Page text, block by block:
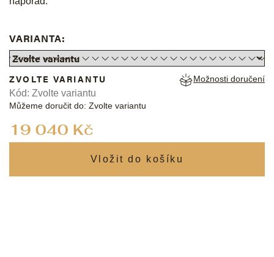
VARIANTA:
19 040 Kč
ZVOLTE VARIANTU
Můžeme doručit do: Zvolte variantu
Možnosti doručení
Kód: Zvolte variantu